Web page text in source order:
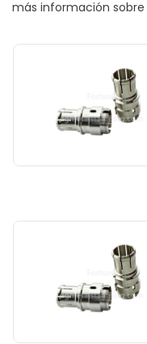
más información sobre